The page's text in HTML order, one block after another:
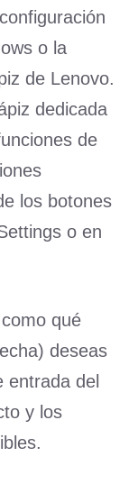
o la
de Lenovo.
dedicada
de
los botones
o en
qué
deseas
entrada del
y los